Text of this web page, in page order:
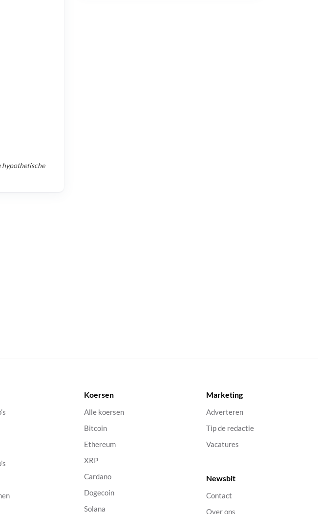
hypothetische
Koersen
Alle koersen
Bitcoin
Ethereum
XRP
Cardano
Dogecoin
Solana
Marketing
Adverteren
Tip de redactie
Vacatures
Newsbit
Contact
Over ons